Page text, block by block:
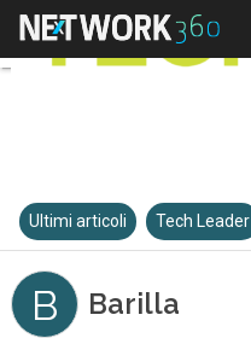
Ultimi articoli Tech Leader
B Barilla